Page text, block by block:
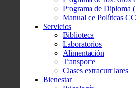
Programa de Diploma
Manual de Políticas
Servicios
Biblioteca
Laboratorios
Alimentación
Transporte
Clases extracurrilares
Bienestar